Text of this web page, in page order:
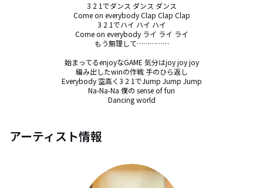
3 2 1でダンス ダンス ダンス
Come on everybody Clap Clap Clap
3 2 1でハイ ハイ ハイ
Come on everybody ライ ライ ライ
もう無理して……………
始まってるenjoyなGAME 気分はjoy joy joy
編み出したwinの作戦 手のひら返し
Everybody 空高く3 2 1でJump Jump Jump
Na-Na-Na 僕の sense of fun
Dancing world
アーティスト情報